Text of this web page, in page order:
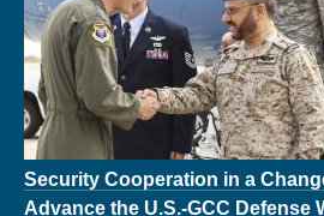
Security Cooperation in a
Advance the U.S.-GCC Defense